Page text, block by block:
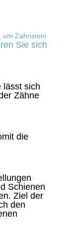
um Zahnstein
Sie sich
lässt sich
Zähne
die
Schienen
Ziel der
den